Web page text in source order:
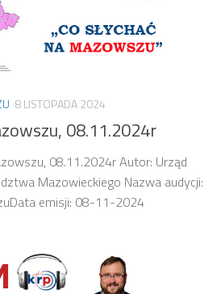
8 LISTOPADA 2024
08.11.2024r
08.11.2024r Autor: Urząd
Mazowieckiego Nazwa audycji:
emisji: 08-11-2024